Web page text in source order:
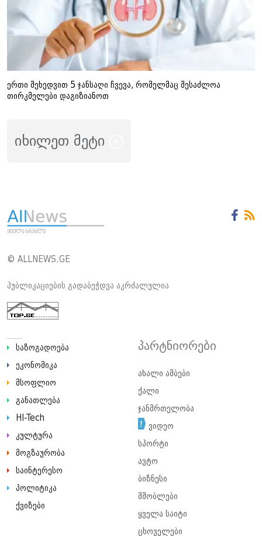
ერთი შეხედვით 5 ჯანსაღი ჩვევა, რომელმაც შესაძლოა
თირკმელები დაგიზიანოთ
იხილეთ მეტი
© ALLNEWS.GE
პუბლიკაციების გადაბეჭდვა აკრძალულია
საზოგადოება
ეკონომიკა
მსოფლიო
განათლება
HI-Tech
კულტურა
მოგზაურობა
საინტერესო
პოლიტიკა
ქვიზები
პარტნიორები
ახალი ამბები
ქალი
ჯანმრთელობა
ვიდეო
სპორტი
ავტო
ბიზნესი
მშობლები
ყველა საიტი
ცხოველები